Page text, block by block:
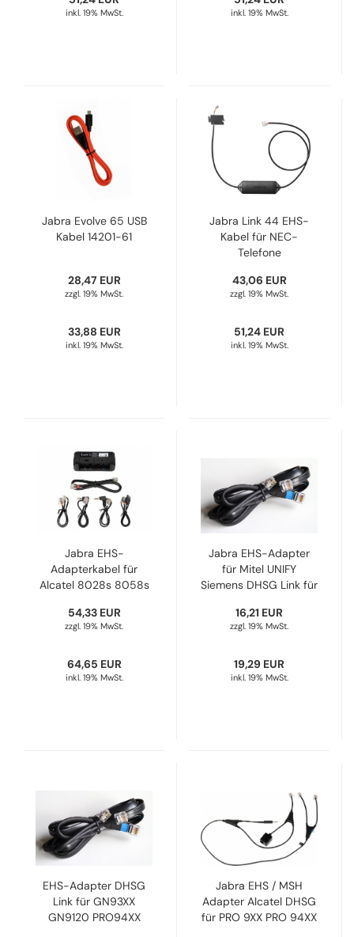
inkl. 19% MwSt. inkl. 19% MwSt.
Jabra Evolve 65 USB
Kabel 14201-61
28,47 EUR
zzgl. 19% MwSt.
33,88 EUR
inkl. 19% MwSt.
Jabra Link 44 EHS-
Kabel für NEC-
Telefone
14201-44
43,06 EUR
zzgl. 19% MwSt.
51,24 EUR
inkl. 19% MwSt.
Jabra EHS-
Adapterkabel für
Alcatel 8028s 8058s
auch 4038EE 4068EE
8028 8038 8068
54,33 EUR
zzgl. 19% MwSt.
64,65 EUR
inkl. 19% MwSt.
Jabra EHS-Adapter
für Mitel UNIFY
Siemens DHSG Link für
45/65/75 J14201-10
16,21 EUR
zzgl. 19% MwSt.
19,29 EUR
inkl. 19% MwSt.
EHS-Adapter DHSG
Link für GN93XX
GN9120 PRO94XX
Jabra EHS / MSH
Adapter Alcatel DHSG
für PRO 9XX PRO 94XX